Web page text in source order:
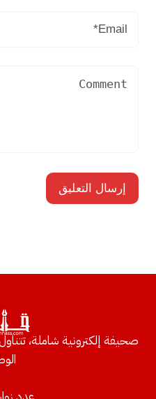
صحيفة إلكترونية شاملة، تتناول